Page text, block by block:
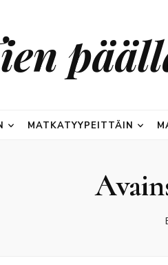
MATKATYYPEITTÄIN